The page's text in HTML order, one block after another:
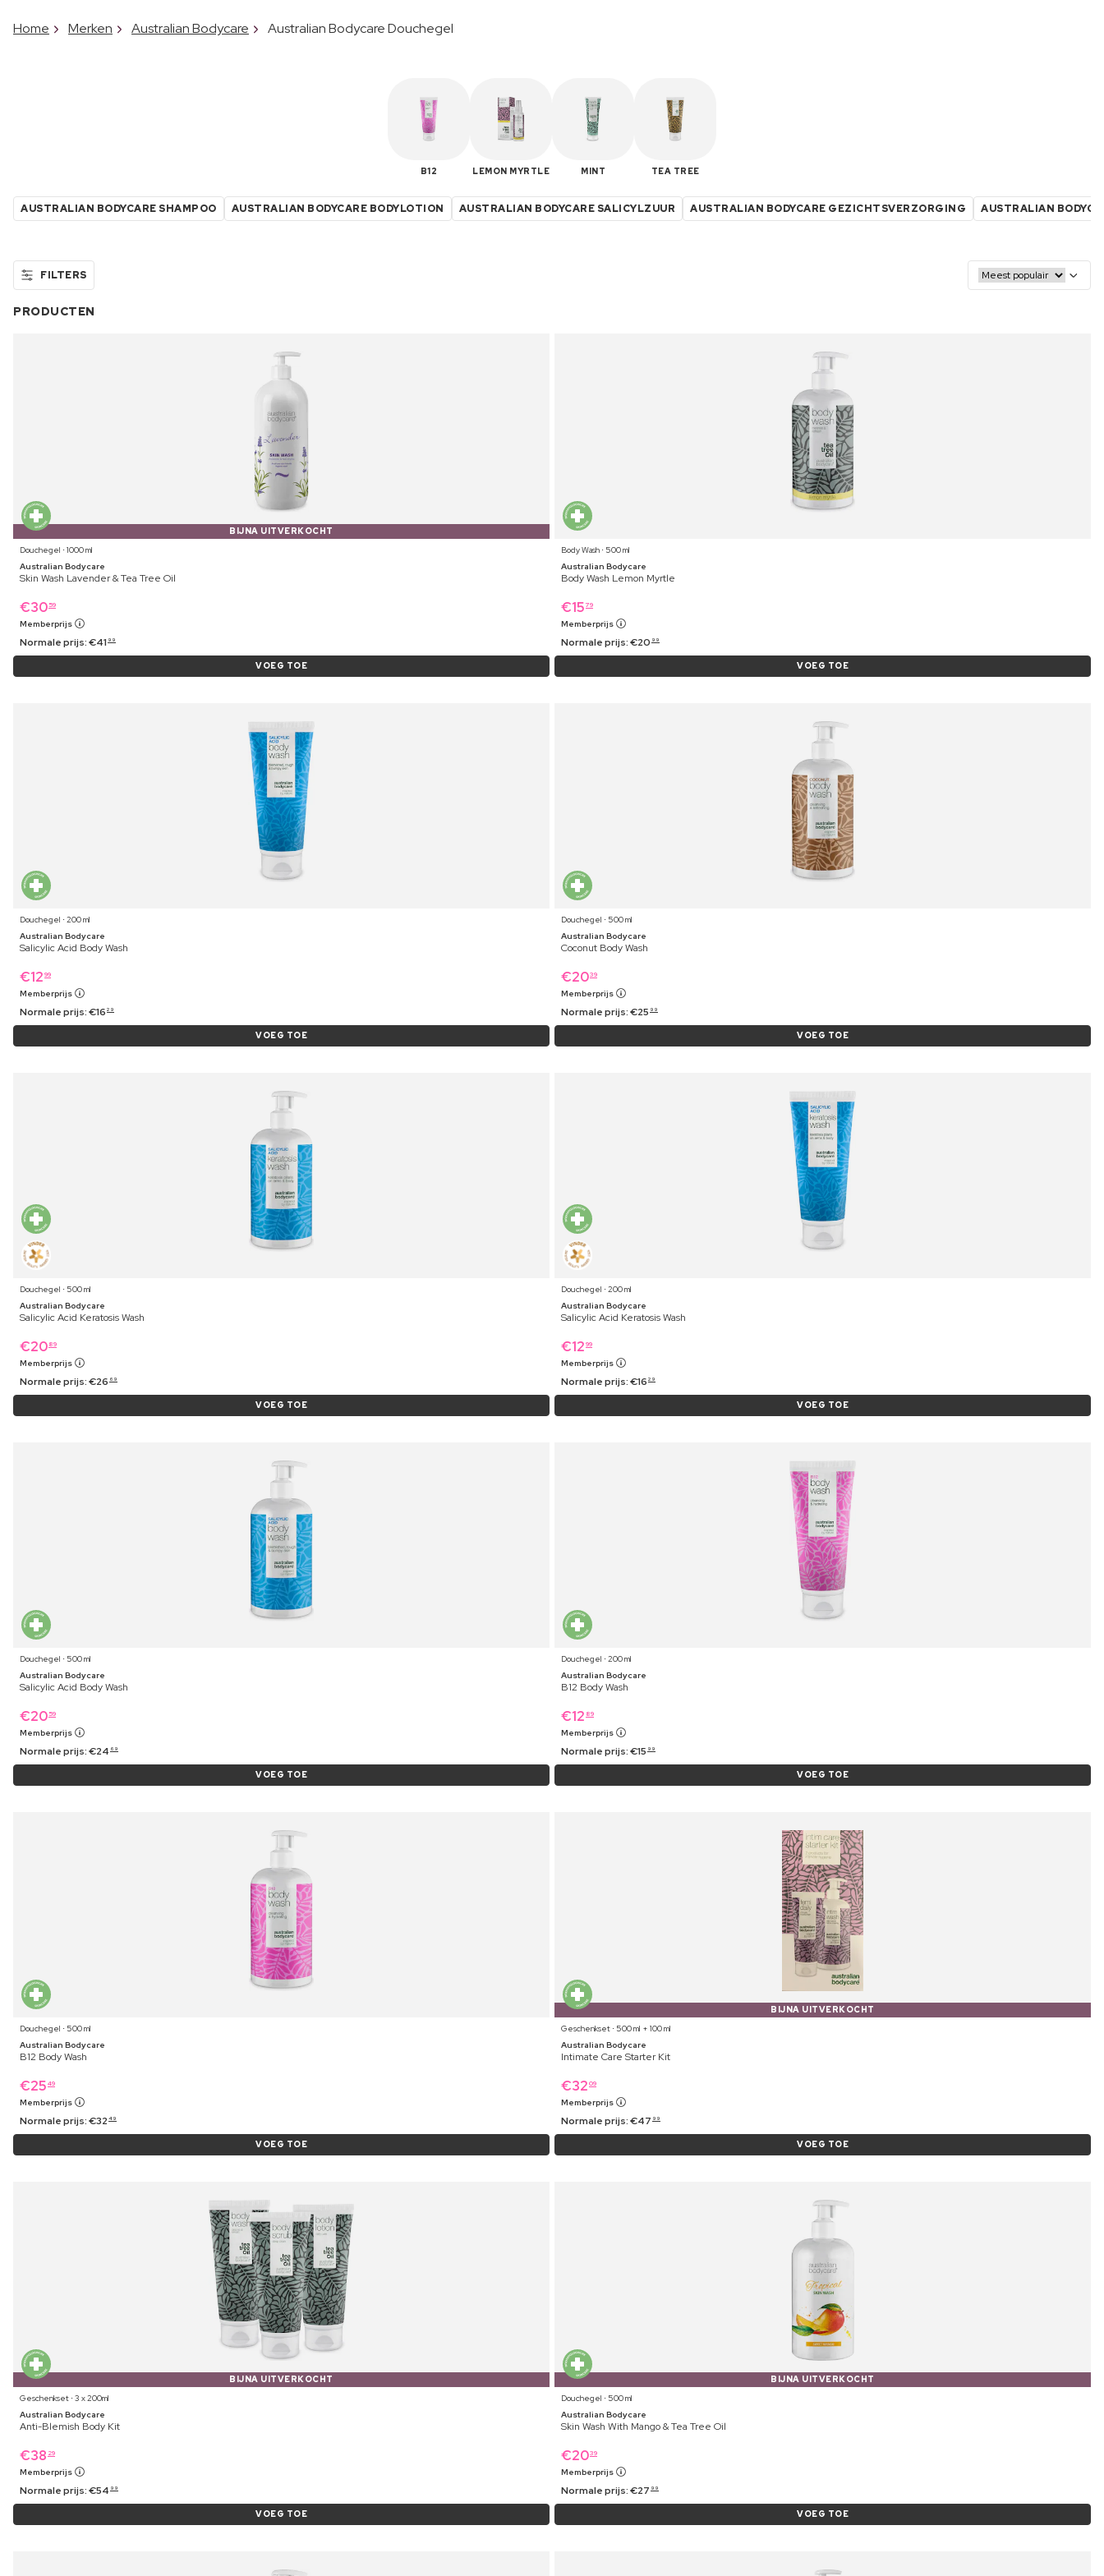
Home Merken Australian Bodycare Australian Bodycare Douchegel
B12 LEMON MYRTLE MINT TEA TREE
AUSTRALIAN BODYCARE SHAMPOO AUSTRALIAN BODYCARE BODYLOTION AUSTRALIAN BODYCARE SALICYLZUUR AUSTRALIAN BODYCARE GEZICHTSVERZORGING AUSTRALIAN
FILTERS
PRODUCTEN
BIJNA UITVERKOCHT
Douchegel ⋅ 1000 ml
Australian Bodycare
Skin Wash Lavender & Tea Tree Oil
€30 59
Memberprijs
Normale prijs:€41 99
VOEG TOE
Body Wash ⋅ 500 ml
Australian Bodycare
Body Wash Lemon Myrtle
€15 79
Memberprijs
Normale prijs:€20 99
VOEG TOE
Douchegel ⋅ 200 ml
Australian Bodycare
Salicylic Acid Body Wash
€12 99
Memberprijs
Normale prijs:€16 29
VOEG TOE
Douchegel ⋅ 500 ml
Australian Bodycare
Coconut Body Wash
€2039
Memberprijs
Normale prijs:€25 99
VOEG TOE
Douchegel ⋅ 500 ml
Australian Bodycare
Salicylic Acid Keratosis Wash
€20 89
Memberprijs
Normale prijs:€26 69
VOEG TOE
Douchegel ⋅ 200 ml
Australian Bodycare
Salicylic Acid Keratosis Wash
€12 99
Memberprijs
Normale prijs:€16 29
VOEG TOE
Douchegel ⋅ 500 ml
Australian Bodycare
Salicylic Acid Body Wash
€20 59
Memberprijs
Normale prijs:€24 69
VOEG TOE
Douchegel ⋅ 200 ml
Australian Bodycare
B12 Body Wash
€12 89
Memberprijs
Normale prijs:€15 99
VOEG TOE
Douchegel ⋅ 500 ml
Australian Bodycare
B12 Body Wash
€25 49
Memberprijs
Normale prijs:€32 49
VOEG TOE
BIJNA UITVERKOCHT
Geschenkset ⋅ 500 ml + 100 ml
Australian Bodycare
Intimate Care Starter Kit
€32 09
Memberprijs
Normale prijs:€47 99
VOEG TOE
BIJNA UITVERKOCHT
Geschenkset ⋅ 3 x 200ml
Australian Bodycare
Anti-Blemish Body Kit
€38 29
Memberprijs
Normale prijs:€54 99
VOEG TOE
BIJNA UITVERKOCHT
Douchegel ⋅ 500 ml
Australian Bodycare
Skin Wash With Mango & Tea Tree Oil
€2039
Memberprijs
Normale prijs:€27 99
VOEG TOE